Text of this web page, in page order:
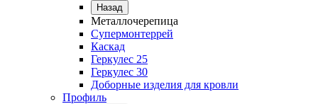
Назад
Металлочерепица
Супермонтеррей
Каскад
Геркулес 25
Геркулес 30
Доборные изделия для кровли
Профиль